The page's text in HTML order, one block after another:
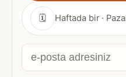
🗓 Haftada bir ·
E-
posta